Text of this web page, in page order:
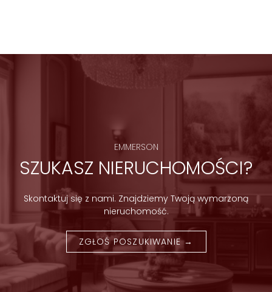
EMMERSON
SZUKASZ NIERUCHOMOŚCI?
Skontaktuj się z nami. Znajdziemy Twoją wymarzoną
nieruchomość.
ZGŁOŚ POSZUKIWANIE →